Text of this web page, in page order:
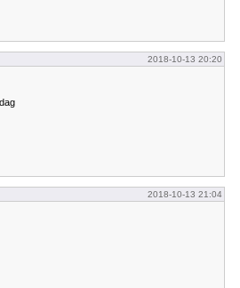
2018-10-13 20:20
2018-10-13 21:04